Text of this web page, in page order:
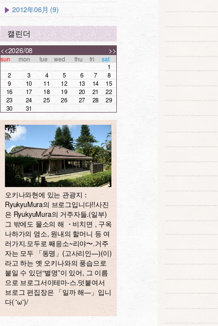
2012年06月 (9)
캘린더
<< >>
2026/08
sun mon tue wed thu fri
sat
1
2
3 4 5 6 7
8
9
10 11 12 13 14
15
16
17 18 19 20 21
22
23
24 25 26 27 28
29
30
31
오키나와현에 있는 관광지：
RyukyuMura의 브로그입니다!!사진
은 RyukyuMura의 거주자들.(일부)
그 밖에도 물소의 해 ・비치면 , 구옥
나하가의 염소, 원내의 할머니 등 여
러가지.모두로 째응소~리야〜.거주
자는 모두 「동명」(고사리인—)(이)
라고 하는 옛 오키나와의 풍습으로
붙일 수 있던“별명”이 있어, 그 이름
으로 브로그서이테마-스.덧붙여서
브로그 편집장은 「일까 해—」입니
다( 'ω')/